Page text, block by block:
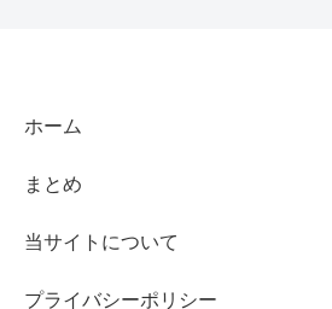
ホーム
まとめ
当サイトについて
プライバシーポリシー